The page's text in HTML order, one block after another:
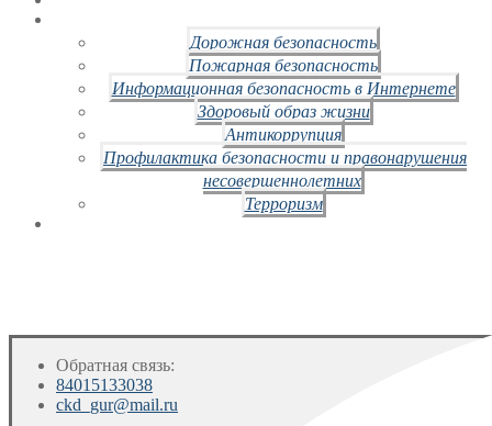
Дорожная безопасность
Пожарная безопасность
Информационная безопасность в Интернете
Здоровый образ жизни
Антикоррупция
Профилактика безопасности и правонарушения
несовершеннолетних
Терроризм
Обратная связь:
84015133038
ckd_gur@mail.ru